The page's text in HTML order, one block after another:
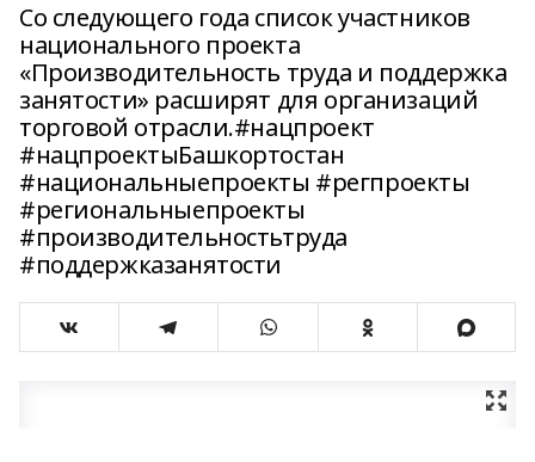
Со следующего года список участников
национального проекта
«Производительность труда и поддержка
занятости» расширят для организаций
торговой отрасли.#нацпроект
#нацпроектыБашкортостан
#национальныепроекты #регпроекты
#региональныепроекты
#производительностьтруда
#поддержказанятости